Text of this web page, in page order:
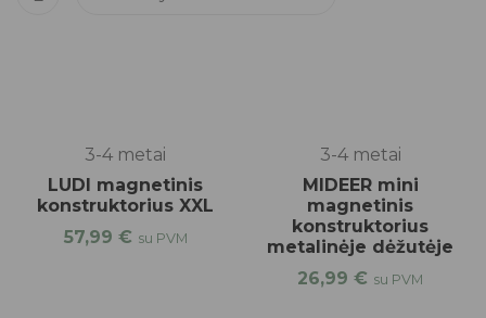
3-4 metai
LUDI magnetinis
konstruktorius XXL
57,99 € su PVM
3-4 metai
MIDEER mini
magnetinis
konstruktorius
metalinėje dėžutėje
26,99€ su PVM